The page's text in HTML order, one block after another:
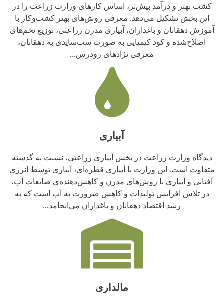
کشت بهتر و درآمد بیش‌تر، اساس کارهای وزارت زراعت را در
این بخش تشکیل می‌دهد. معرفی روش‌های بهتر کشت‌وکار با
آموزش دهقانان و باغداران، آبیاری مدرن زراعتی، توزیع تخم‌های
اصلاح‌شده و کود کیمیایی به صورت سب‌سایدی به دهقانان،
معرفی نژادهای زودرس...
آبیاری
دیدگاه وزارت زراعت در بخش آبیاری زراعتی، نسبت به گذشته
متفاوت است. این وزارت با آبیاری قطره‌ای، آبیاری توسط انرژی
آفتابی و آبیاری با روش‌های مدرن و کاهش‌دهنده‌ی ضایعات آب،
در تلاش افزایش تولیدات و کاهش ضرورت به آب است که به
رشد اقتصاد دهقانان و باغداران می‌انجامد...
مالداری